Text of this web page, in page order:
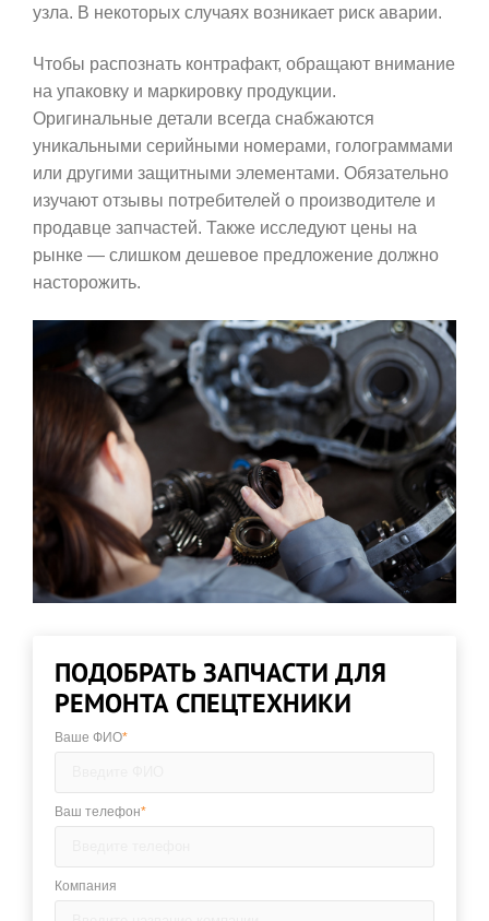
узла. В некоторых случаях возникает риск аварии.
Чтобы распознать контрафакт, обращают внимание
на упаковку и маркировку продукции.
Оригинальные детали всегда снабжаются
уникальными серийными номерами, голограммами
или другими защитными элементами. Обязательно
изучают отзывы потребителей о производителе и
продавце запчастей. Также исследуют цены на
рынке — слишком дешевое предложение должно
насторожить.
ПОДОБРАТЬ ЗАПЧАСТИ ДЛЯ
РЕМОНТА СПЕЦТЕХНИКИ
Ваше ФИО*
Ваш телефон*
Компания